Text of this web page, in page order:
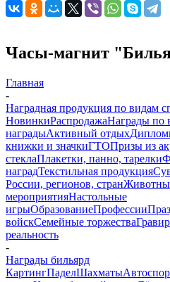
Часы-магнит
Главная
-
Наградная продукция по видам
НовинкиРаспродажаНаграды по
наградыАктивный отдых
книжки и значкиГТОПризы из
стеклаПлакетки, панно, тарелки
наградТекстильная продукция
России, регионов, стран
мероприятияНастольные
игрыОбразованиеПрофессии
войскСемейные торжества
реальность
-
Награды бильярд
КартингПаделШахматы